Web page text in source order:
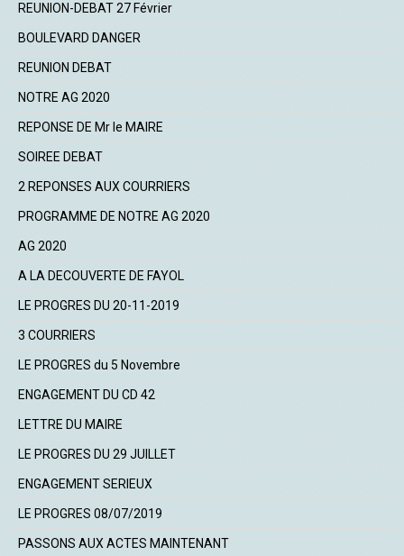
REUNION-DEBAT 27 Février
BOULEVARD DANGER
REUNION DEBAT
NOTRE AG 2020
REPONSE DE Mr le MAIRE
SOIREE DEBAT
2 REPONSES AUX COURRIERS
PROGRAMME DE NOTRE AG 2020
AG 2020
A LA DECOUVERTE DE FAYOL
LE PROGRES DU 20-11-2019
3 COURRIERS
LE PROGRES du 5 Novembre
ENGAGEMENT DU CD 42
LETTRE DU MAIRE
LE PROGRES DU 29 JUILLET
ENGAGEMENT SERIEUX
LE PROGRES 08/07/2019
PASSONS AUX ACTES MAINTENANT